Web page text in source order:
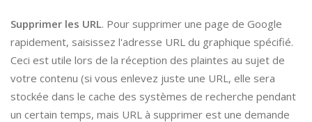
Supprimer les URL. Pour supprimer une page de Google
rapidement, saisissez l'adresse URL du graphique spécifié.
Ceci est utile lors de la réception des plaintes au sujet de
votre contenu (si vous enlevez juste une URL, elle sera
stockée dans le cache des systèmes de recherche pendant
un certain temps, mais URL à supprimer est une demande